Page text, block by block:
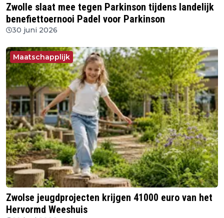
Zwolle slaat mee tegen Parkinson tijdens landelijk
benefiettoernooi Padel voor Parkinson
30 juni 2026
Maatschapplijk
Zwolse jeugdprojecten krijgen 41000 euro van het
Hervormd Weeshuis